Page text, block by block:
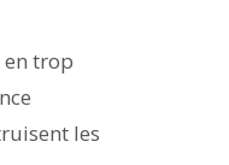
en trop
les